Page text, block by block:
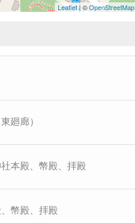
Leaflet| ©OpenStreetMap
廻廊）
本殿、幣殿、拝殿
幣殿、拝殿